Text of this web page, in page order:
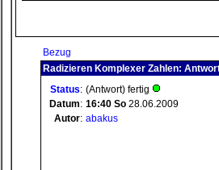
Bezug
Radizieren Komplexer Zahlen:
Status: (Antwort) fertig
Datum: 16:40 So 28.06.2009
Autor: abakus